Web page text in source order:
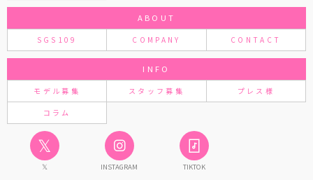
ABOUT
SGS109 COMPANY CONTACT
INFO
モデル募集 スタッフ募集 プレス様
コラム
𝕏
𝕏 INSTAGRAM TIKTOK